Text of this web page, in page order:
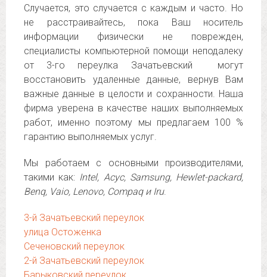
Случается, это случается с каждым и часто. Но
не расстраивайтесь, пока Ваш носитель
информации физически не поврежден,
специалисты компьютерной помощи неподалеку
от 3-го переулка Зачатьевский могут
восстановить удаленные данные, вернув Вам
важные данные в целости и сохранности. Наша
фирма уверена в качестве наших выполняемых
работ, именно поэтому мы предлагаем 100 %
гарантию выполняемых услуг.
Мы работаем с основными производителями,
такими как: Intel, Асус, Samsung, Hewlet-packard,
Benq, Vaio, Lenovo, Compaq и Iru.
3-й Зачатьевский переулок
улица Остоженка
Сеченовский переулок
2-й Зачатьевский переулок